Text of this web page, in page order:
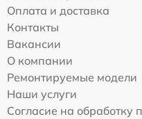
Оплата и доставка
Контакты
Вакансии
О компании
Ремонтируемые модели
Наши услуги
Согласие на